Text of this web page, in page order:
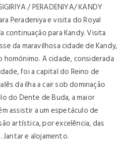
/ PERADENIYA/ KANDY
Peradeniya e visita do Royal
continuação para Kandy. Visita
da maravilhosa cidade de Kandy,
homónimo. A cidade, considerada
foi a capital do Reino de
da ilha a cair sob dominação
do Dente de Buda, a maior
assistir a um espetáculo de
artística, por excelência, das
e alojamento.